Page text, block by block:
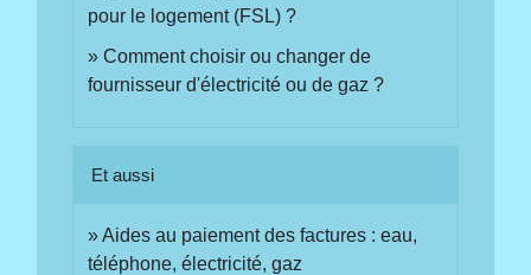
pour le logement (FSL) ?
Comment choisir ou changer de
fournisseur d'électricité ou de gaz ?
Et aussi
Aides au paiement des factures : eau,
téléphone, électricité, gaz